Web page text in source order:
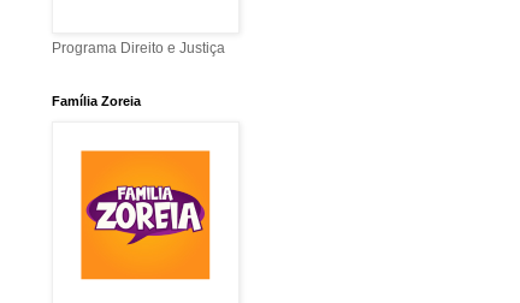
Programa Direito e Justiça
Família Zoreia